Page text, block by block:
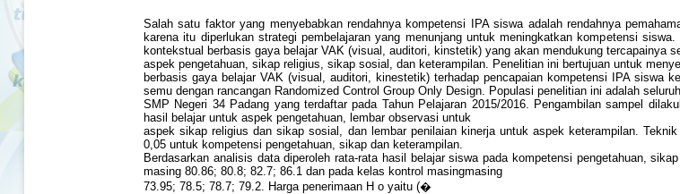
Salah satu faktor yang menyebabkan rendahnya kompetensi IPA siswa adalah rendahnya
karena itu diperlukan strategi pembelajaran yang menunjang untuk meningkatkan kompetensi
kontekstual berbasis gaya belajar VAK (visual, auditori, kinstetik) yang akan mendukung tercapainya
aspek pengetahuan, sikap religius, sikap sosial, dan keterampilan. Penelitian ini bertujuan untuk
berbasis gaya belajar VAK (visual, auditori, kinestetik) terhadap pencapaian kompetensi IPA siswa
semu dengan rancangan Randomized Control Group Only Design. Populasi penelitian ini adalah
SMP Negeri 34 Padang yang terdaftar pada Tahun Pelajaran 2015/2016. Pengambilan sampel
hasil belajar untuk aspek pengetahuan, lembar observasi untuk
aspek sikap religius dan sikap sosial, dan lembar penilaian kinerja untuk aspek keterampilan.
0,05 untuk kompetensi pengetahuan, sikap dan keterampilan.
Berdasarkan analisis data diperoleh rata-rata hasil belajar siswa pada kompetensi pengetahuan,
masing 80.86; 80.8; 82.7; 86.1 dan pada kelas kontrol masingmasing
73.95; 78.5; 78.7; 79.2. Harga penerimaan H o yaitu (�